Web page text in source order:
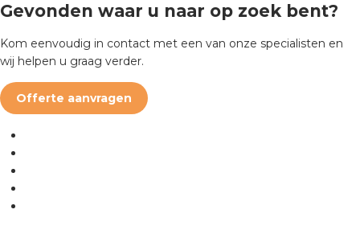
Gevonden waar u naar op zoek bent?
Kom eenvoudig in contact met een van onze specialisten en
wij helpen u graag verder.
Offerte aanvragen
groothandels